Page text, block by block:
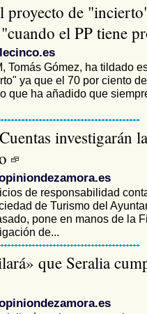
proyecto de
el PP tiene
Tomás Gómez, ha tildado
ya que el 70 por ciento
que ha añadido que
investigarán
de responsabilidad
de Turismo del
pone en manos de la
de...
que Seralia